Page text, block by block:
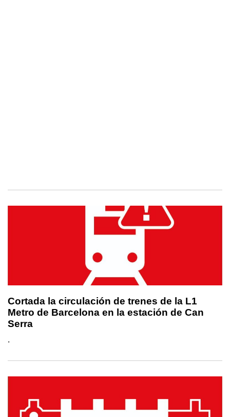
Cortada la circulación de trenes de la L1
Metro de Barcelona en la estación de Can
Serra
.